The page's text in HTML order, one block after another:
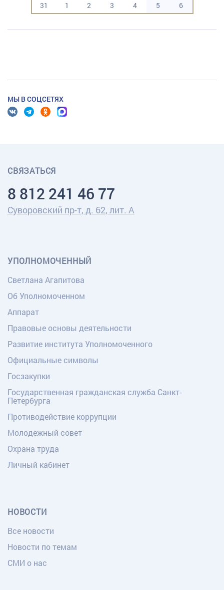
31
1 2 3 4 5 6
МЫ В СОЦСЕТЯХ
СВЯЗАТЬСЯ
8 812 241 46 77
Суворовский пр-т, д. 62, лит. А
УПОЛНОМОЧЕННЫЙ
Светлана Агапитова
Об Уполномоченном
Аппарат
Правовые основы деятельности
Развитие института Уполномоченного
Официальные символы
Госзакупки
Государственная гражданская служба Санкт-
Петербурга
Противодействие коррупции
Молодежный совет
Охрана труда
Личный кабинет
НОВОСТИ
Все новости
Новости по темам
СМИ о нас